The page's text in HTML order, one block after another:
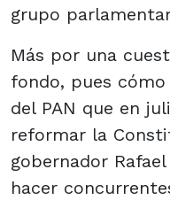
grupo
Más por una
fondo, pues
del PAN que en
reformar la
gobernador
hacer